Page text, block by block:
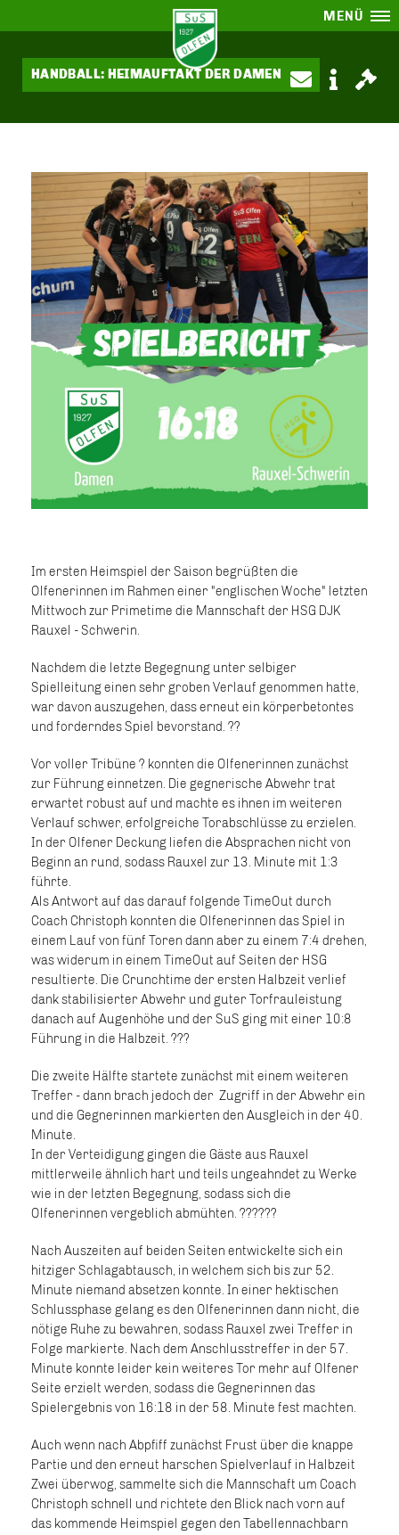
MENÜ
HANDBALL: HEIMAUFTAKT DER DAMEN
Im ersten Heimspiel der Saison begrüßten die
Olfenerinnen im Rahmen einer "englischen Woche" letzten
Mittwoch zur Primetime die Mannschaft der HSG DJK
Rauxel - Schwerin.
Nachdem die letzte Begegnung unter selbiger
Spielleitung einen sehr groben Verlauf genommen hatte,
war davon auszugehen, dass erneut ein körperbetontes
und forderndes Spiel bevorstand. ??
Vor voller Tribüne ? konnten die Olfenerinnen zunächst
zur Führung einnetzen. Die gegnerische Abwehr trat
erwartet robust auf und machte es ihnen im weiteren
Verlauf schwer, erfolgreiche Torabschlüsse zu erzielen.
In der Olfener Deckung liefen die Absprachen nicht von
Beginn an rund, sodass Rauxel zur 13. Minute mit 1:3
führte.
Als Antwort auf das darauf folgende TimeOut durch
Coach Christoph konnten die Olfenerinnen das Spiel in
einem Lauf von fünf Toren dann aber zu einem 7:4 drehen,
was widerum in einem TimeOut auf Seiten der HSG
resultierte. Die Crunchtime der ersten Halbzeit verlief
dank stabilisierter Abwehr und guter Torfrauleistung
danach auf Augenhöhe und der SuS ging mit einer 10:8
Führung in die Halbzeit. ???
Die zweite Hälfte startete zunächst mit einem weiteren
Treffer - dann brach jedoch der Zugriff in der Abwehr ein
und die Gegnerinnen markierten den Ausgleich in der 40.
Minute.
In der Verteidigung gingen die Gäste aus Rauxel
mittlerweile ähnlich hart und teils ungeahndet zu Werke
wie in der letzten Begegnung, sodass sich die
Olfenerinnen vergeblich abmühten. ?‍???‍??
Nach Auszeiten auf beiden Seiten entwickelte sich ein
hitziger Schlagabtausch, in welchem sich bis zur 52.
Minute niemand absetzen konnte. In einer hektischen
Schlussphase gelang es den Olfenerinnen dann nicht, die
nötige Ruhe zu bewahren, sodass Rauxel zwei Treffer in
Folge markierte. Nach dem Anschlusstreffer in der 57.
Minute konnte leider kein weiteres Tor mehr auf Olfener
Seite erzielt werden, sodass die Gegnerinnen das
Spielergebnis von 16:18 in der 58. Minute fest machten.
Auch wenn nach Abpfiff zunächst Frust über die knappe
Partie und den erneut harschen Spielverlauf in Halbzeit
Zwei überwog, sammelte sich die Mannschaft um Coach
Christoph schnell und richtete den Blick nach vorn auf
das kommende Heimspiel gegen den Tabellennachbarn